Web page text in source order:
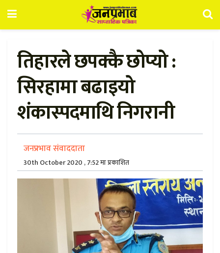
तिहारले छपक्कै छोप्यो :
सिरहामा बढाइयो
शंकास्पदमाथि निगरानी
जनप्रभाव संवाददाता
30th October 2020 , 7:52 मा प्रकाशित